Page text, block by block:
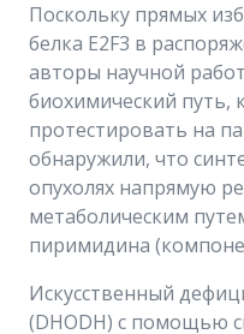
Поскольку прямых
белка E2F3 в
авторы научной
биохимический
протестировать на
обнаружили, что
опухолях напрямую
метаболическим
пиримидина
Искусственный
(DHODH) с помощью